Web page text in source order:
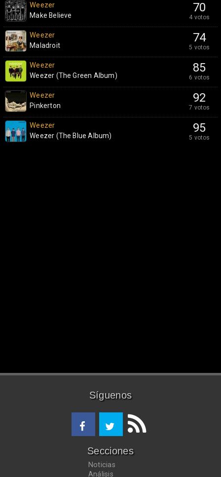
70
4 votos
Weezer
Make Believe
74
5 votos
Weezer
Maladroit
85
6 votos
Weezer
Weezer (The Green Album)
92
7 votos
Weezer
Pinkerton
95
5 votos
Weezer
Weezer (The Blue Album)
Síguenos
Secciones
Noticias
Análisis